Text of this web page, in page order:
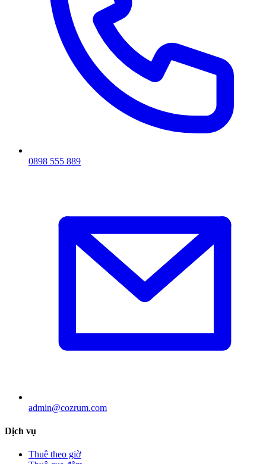
0898 555 889
admin@cozrum.com
Dịch vụ
Thuê theo giờ